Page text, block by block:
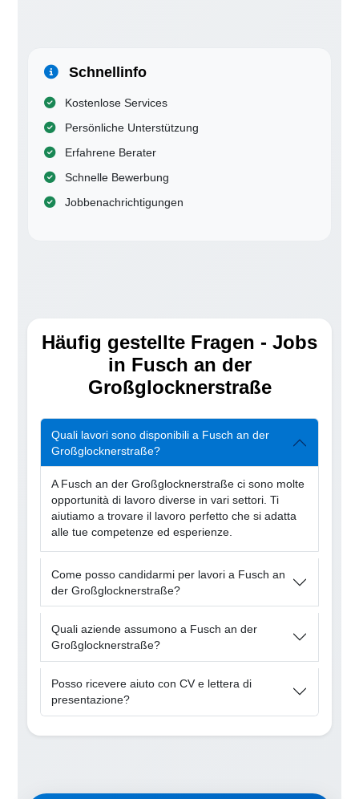
Schnellinfo
Kostenlose Services
Persönliche Unterstützung
Erfahrene Berater
Schnelle Bewerbung
Jobbenachrichtigungen
Häufig gestellte Fragen - Jobs
in Fusch an der
Großglocknerstraße
Quali lavori sono disponibili a Fusch an der
Großglocknerstraße?
A Fusch an der Großglocknerstraße ci sono molte
opportunità di lavoro diverse in vari settori. Ti
aiutiamo a trovare il lavoro perfetto che si adatta
alle tue competenze ed esperienze.
Come posso candidarmi per lavori a Fusch an
der Großglocknerstraße?
Quali aziende assumono a Fusch an der
Großglocknerstraße?
Posso ricevere aiuto con CV e lettera di
presentazione?